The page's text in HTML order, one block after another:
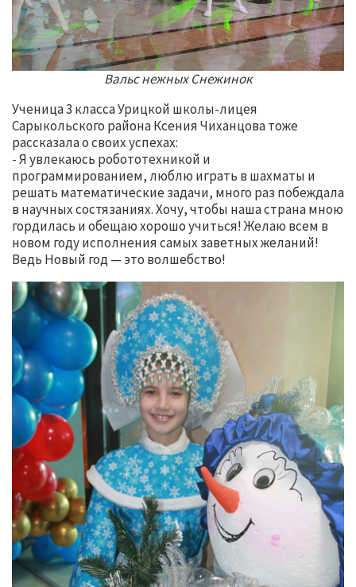
Вальс нежных Снежинок
Ученица 3 класса Урицкой школы-лицея
Сарыкольского района Ксения Чиханцова тоже
рассказала о своих успехах:
- Я увлекаюсь робототехникой и
программированием, люблю играть в шахматы и
решать математические задачи, много раз побеждала
в научных состязаниях. Хочу, чтобы наша страна мною
гордилась и обещаю хорошо учиться! Желаю всем в
новом году исполнения самых заветных желаний!
Ведь Новый год — это волшебство!